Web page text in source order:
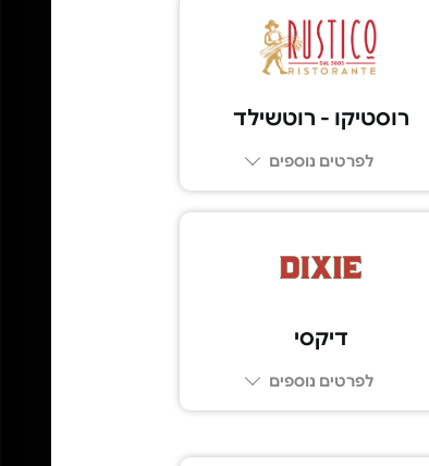
03-6249249
רוסטיקו - רוטשילד
לפרטים נוספים
דיקסי
לפרטים נוספים